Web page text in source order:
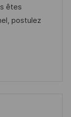
êtes
postulez